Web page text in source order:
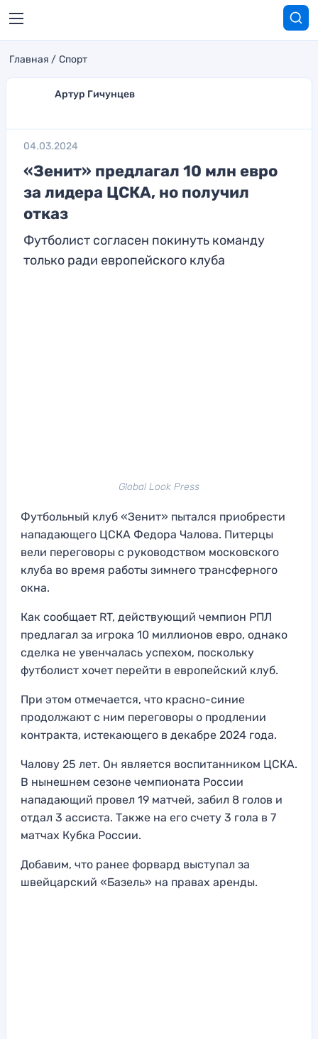
Главная Спорт
Артур Гичунцев
04.03.2024
«Зенит» предлагал 10 млн евро
за лидера ЦСКА, но получил
отказ
Футболист согласен покинуть команду
только ради европейского клуба
Global Look Press
Футбольный клуб «Зенит» пытался приобрести
нападающего ЦСКА Федора Чалова. Питерцы
вели переговоры с руководством московского
клуба во время работы зимнего трансферного
окна.
Как сообщает RT, действующий чемпион РПЛ
предлагал за игрока 10 миллионов евро, однако
сделка не увенчалась успехом, поскольку
футболист хочет перейти в европейский клуб.
При этом отмечается, что красно-синие
продолжают с ним переговоры о продлении
контракта, истекающего в декабре 2024 года.
Чалову 25 лет. Он является воспитанником ЦСКА.
В нынешнем сезоне чемпионата России
нападающий провел 19 матчей, забил 8 голов и
отдал 3 ассиста. Также на его счету 3 гола в 7
матчах Кубка России.
Добавим, что ранее форвард выступал за
швейцарский «Базель» на правах аренды.